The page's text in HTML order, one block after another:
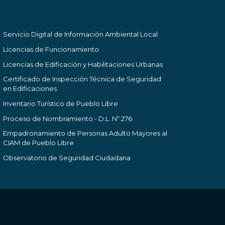
Servicio Digital de Información Ambiental Local
Licencias de Funcionamiento
Licencias de Edificación y Habilitaciones Urbanas
Certificado de Inspección Técnica de Seguridad
en Edificaciones
Inventario Turístico de Pueblo Libre
Proceso de Nombramiento - D.L. Nº 276
Empadronamiento de Personas Adulto Mayores al
CIAM de Pueblo Libre
Observatorio de Seguridad Ciudadana